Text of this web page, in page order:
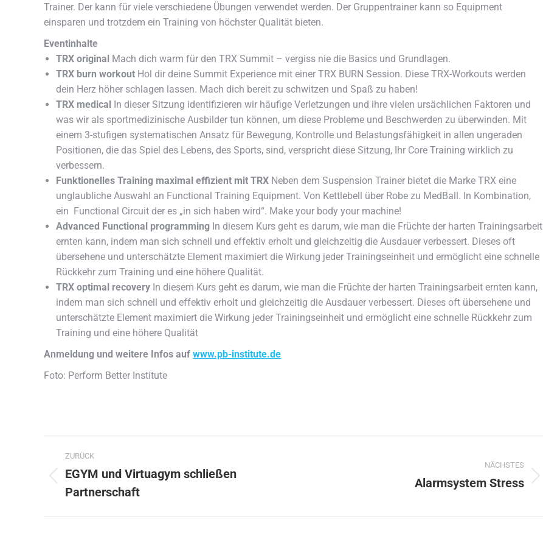
Trainer. Der kann für viele verschiedene Übungen verwendet werden. Der Gruppentrainer kann so Equipment
einsparen und trotzdem ein Training von höchster Qualität bieten.
Eventinhalte
TRX original Mach dich warm für den TRX Summit – vergiss nie die Basics und Grundlagen.
TRX burn workout Hol dir deine Summit Experience mit einer TRX BURN Session. Diese TRX-Workouts werden
dein Herz höher schlagen lassen. Mach dich bereit zu schwitzen und Spaß zu haben!
TRX medical In dieser Sitzung identifizieren wir häufige Verletzungen und ihre vielen ursächlichen Faktoren und
was wir als sportmedizinische Ausbilder tun können, um diese Probleme und Beschwerden zu überwinden. Mit
einem 3-stufigen systematischen Ansatz für Bewegung, Kontrolle und Belastungsfähigkeit in allen ungeraden
Positionen, die das Spiel des Lebens, des Sports, sind, verspricht diese Sitzung, Ihr Core Training wirklich zu
verbessern.
Funktionelles Training maximal effizient mit TRX Neben dem Suspension Trainer bietet die Marke TRX eine
unglaubliche Auswahl an Functional Training Equipment. Von Kettlebell über Robe zu MedBall. In Kombination,
ein Functional Circuit der es „in sich haben wird“. Make your body your machine!
Advanced Functional programming In diesem Kurs geht es darum, wie man die Früchte der harten Trainingsarbeit
ernten kann, indem man sich schnell und effektiv erholt und gleichzeitig die Ausdauer verbessert. Dieses oft
übersehene und unterschätzte Element maximiert die Wirkung jeder Trainingseinheit und ermöglicht eine schnelle
Rückkehr zum Training und eine höhere Qualität.
TRX optimal recovery In diesem Kurs geht es darum, wie man die Früchte der harten Trainingsarbeit ernten kann,
indem man sich schnell und effektiv erholt und gleichzeitig die Ausdauer verbessert. Dieses oft übersehene und
unterschätzte Element maximiert die Wirkung jeder Trainingseinheit und ermöglicht eine schnelle Rückkehr zum
Training und eine höhere Qualität
Anmeldung und weitere Infos auf www.pb-institute.de
Foto: Perform Better Institute
Kommentarnavigation
ZURÜCK
Beitrag:
EGYM und Virtuagym schließen
Partnerschaft
NÄCHSTES
Alarmsystem Stress